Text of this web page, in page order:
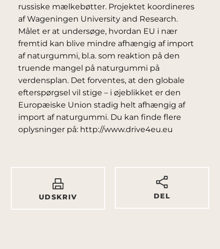
russiske mælkebøtter. Projektet koordineres
af Wageningen University and Research.
Målet er at undersøge, hvordan EU i nær
fremtid kan blive mindre afhængig af import
af naturgummi, bl.a. som reaktion på den
truende mangel på naturgummi på
verdensplan. Det forventes, at den globale
efterspørgsel vil stige – i øjeblikket er den
Europæiske Union stadig helt afhængig af
import af naturgummi. Du kan finde flere
oplysninger på: http://www.drive4eu.eu
UDSKRIV DEL